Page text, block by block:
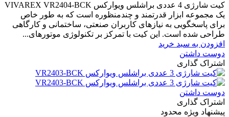
کیت شارژی 4 عددی براشلس ویوارکس VIVAREX VR2404-BCK
یک مجموعه ابزار قدرتمند و چندمنظوره است که به طور خاص
برای پاسخگویی به نیازهای کاربران صنعتی، ساختمانی و کارگاهی
طراحی شده است. این کیت با تمرکز بر تکنولوژی موتورهای...
افزودن به سبد خرید
دوست داشتن
اشتراک گذاری
دوست داشتن
اشتراک گذاری
پیشنهاد ویژه محدود